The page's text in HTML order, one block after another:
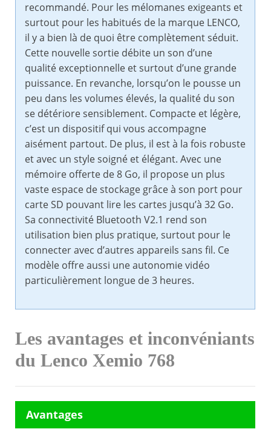
recommandé. Pour les mélomanes exigeants et
surtout pour les habitués de la marque LENCO,
il y a bien là de quoi être complètement séduit.
Cette nouvelle sortie débite un son d’une
qualité exceptionnelle et surtout d’une grande
puissance. En revanche, lorsqu’on le pousse un
peu dans les volumes élevés, la qualité du son
se détériore sensiblement. Compacte et légère,
c’est un dispositif qui vous accompagne
aisément partout. De plus, il est à la fois robuste
et avec un style soigné et élégant. Avec une
mémoire offerte de 8 Go, il propose un plus
vaste espace de stockage grâce à son port pour
carte SD pouvant lire les cartes jusqu’à 32 Go.
Sa connectivité Bluetooth V2.1 rend son
utilisation bien plus pratique, surtout pour le
connecter avec d’autres appareils sans fil. Ce
modèle offre aussi une autonomie vidéo
particulièrement longue de 3 heures.
Les avantages et inconvéniants
du Lenco Xemio 768